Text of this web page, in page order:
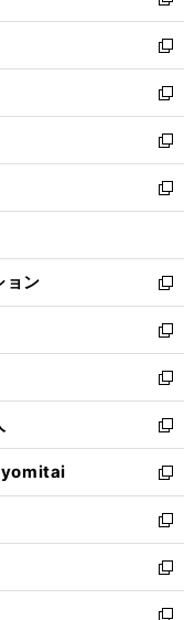
開
く
ウ
ィ
ン
ド
ウ
で
開
く
し
い
ウ
ィ
ン
ド
ウ
で
開
新
し
い
ウ
ィ
ン
ド
ウ
開
く
新
し
い
ウ
ィ
ン
ウ
で
開
く
新
し
い
ウ
ン
ド
ウ
で
開
く
新
し
ウ
ィ
ン
ド
ウ
で
開
く
ョン
新
し
い
ウ
ィ
ン
ド
ウ
で
開
く
新
し
い
ウ
ィ
ン
ド
ウ
で
開
く
新
し
い
ウ
ィ
ン
ド
ウ
で
開
く
新
し
い
ウ
ィ
ン
ド
ウ
で
yomitai
新
し
い
ウ
ィ
ン
ド
新
し
い
ウ
新
し